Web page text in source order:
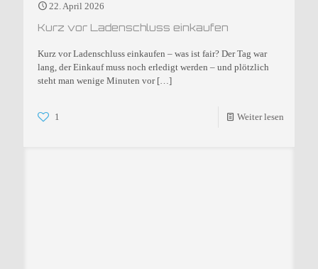
22. April 2026
Kurz vor Ladenschluss einkaufen
Kurz vor Ladenschluss einkaufen – was ist fair? Der Tag war
lang, der Einkauf muss noch erledigt werden – und plötzlich
steht man wenige Minuten vor[…]
1 Weiter lesen